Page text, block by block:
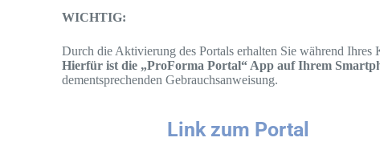
WICHTIG:
Durch die Aktivierung des Portals erhalten Sie während
Hierfür ist die „ProForma Portal“ App auf Ihrem
dementsprechenden Gebrauchsanweisung.
Link zum Portal